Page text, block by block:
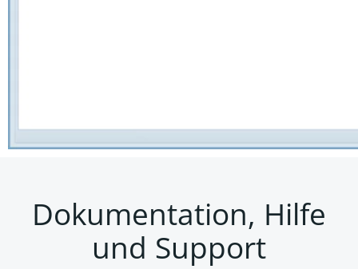
Dokumentation, Hilfe
und Support